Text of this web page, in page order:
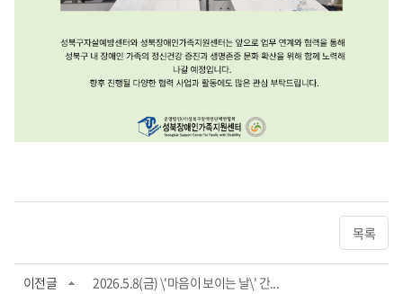
목록
이전글
2026.5.8(금) \'마음이 보이는 날\' 간...